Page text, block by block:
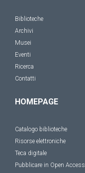
Biblioteche
Archivi
Musei
Eventi
Ricerca
Contatti
HOMEPAGE
Catalogo biblioteche
Risorse elettroniche
Teca digitale
Pubblicare in Open Access